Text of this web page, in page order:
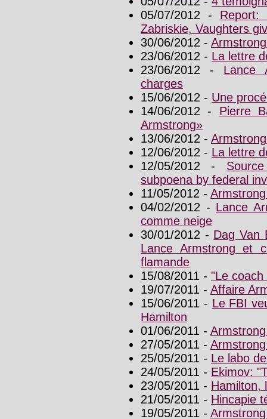
05/07/2012 - Report:
Zabriskie, Vaughters
30/06/2012 -
23/06/2012 - La lettre
23/06/2012 - Lance
charges
15/06/2012 - Une
14/06/2012 - Pierre
Armstrong»
13/06/2012 -
12/06/2012 - La lettre
12/05/2012 -
subpoena by federal
11/05/2012 -
04/02/2012 - Lance
comme neige
30/01/2012 - Dag Van
Lance Armstrong et
flamande
15/08/2011 - "Le
19/07/2011 - Affaire
15/06/2011 - Le FBI
Hamilton
01/06/2011 -
27/05/2011 -
25/05/2011 - Le labo
24/05/2011 - Ekimov:
23/05/2011 - Hamilton,
21/05/2011 - Hincapie
19/05/2011 -